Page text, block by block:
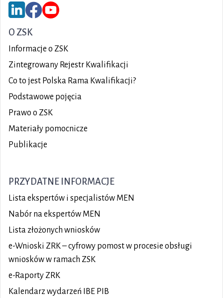
Link do serwisu LinkedIn ZSK
Link do Facebook ZSK
Link do YouTube ZSK
O ZSK
Informacje o ZSK
Zintegrowany Rejestr Kwalifikacji
Co to jest Polska Rama Kwalifikacji?
Podstawowe pojęcia
Prawo o ZSK
Materiały pomocnicze
Publikacje
PRZYDATNE INFORMACJE
Lista ekspertów i specjalistów MEN
Nabór na ekspertów MEN
Lista złożonych wniosków
e-Wnioski ZRK – cyfrowy pomost w procesie obsługi
wniosków w ramach ZSK
e-Raporty ZRK
Kalendarz wydarzeń IBE PIB